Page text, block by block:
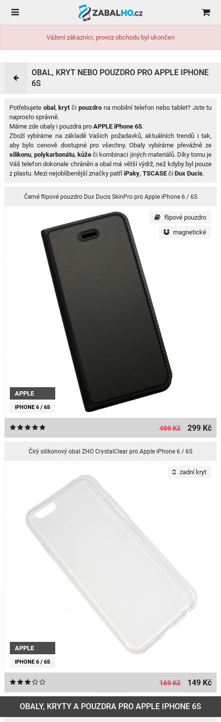
Vážení zákazníci, provoz obchodu byl ukončen
OBAL, KRYT NEBO POUZDRO PRO APPLE IPHONE
6S
Potřebujete obal , kryt či pouzdrona mobilní telefon nebo tablet? Jste tu
naprosto správně.
Máme zde obaly i pouzdra pro APPLE iPhone 6S.
Zboží vybíráme na základě Vašich požadavků, aktuálních trendů i tak,
aby bylo cenově dostupné pro všechny. Obaly vybíráme převážně ze
silikonu, polykarbonátu, kůže či kombinaci jiných materiálů. Díky tomu je
Váš telefon dokonale chráněn a obal má větší výdrž, než kdyby byl pouze
z plastu. Mezi nejoblíbenější značky patříiPaky, TSCASEči Dux Ducis.
Černé flipové pouzdro Dux Ducis SkinPro pro Apple iPhone 6 / 6S
APPLE
IPHONE 6 / 6S
flipové pouzdro
magnetické
499 Kč 299 Kč
Čirý silikonový obal ZHO CrystalClear pro Apple iPhone 6 / 6S
APPLE
IPHONE 6 / 6S
zadní kryt
169 Kč 149 Kč
OBALY, KRYTY A POUZDRA PRO APPLE IPHONE 6S